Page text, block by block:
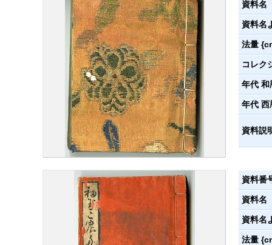
資料名
資料名
法量
コレク
年代 和
年代 西
資料説
資料番
資料名
資料名
法量